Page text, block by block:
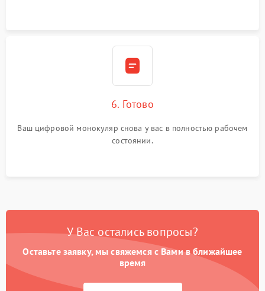
6. Готово
Ваш цифровой монокуляр снова у вас в полностью рабочем
состоянии.
У Вас остались вопросы?
Оставьте заявку, мы свяжемся с Вами в ближайшее
время